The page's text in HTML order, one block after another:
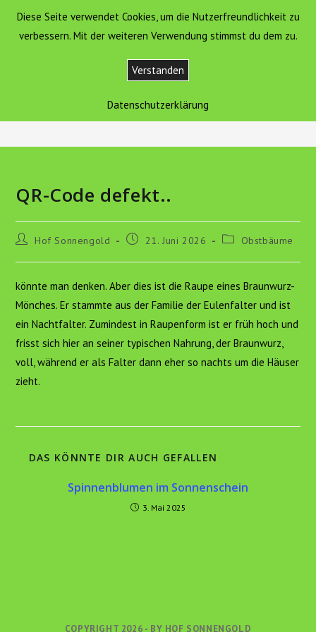
springen
Hof Sonnengold MENÜ
QR-Code defekt..
QR-Code defekt..
Beitrags-
Hof Sonnengold
Beitrag21. Juni 2026
Beitrags-Obstbäume
könnte man denken. Aber dies ist die Raupe eines Braunwurz-
Mönches. Er stammte aus der Familie der Eulenfalter und ist
ein Nachtfalter. Zumindest in Raupenform ist er früh hoch und
frisst sich hier an seiner typischen Nahrung, der Braunwurz,
voll, während er als Falter dann eher so nachts um die Häuser
zieht.
DAS KÖNNTE DIR AUCH GEFALLEN
Spinnenblumen im Sonnenschein
3. Mai 2025
COPYRIGHT 2026 - BY HOF SONNENGOLD
Diese Seite verwendet Cookies, um die Nutzerfreundlichkeit zu
verbessern. Mit der weiteren Verwendung stimmst du dem zu.
Verstanden
Datenschutzerklärung